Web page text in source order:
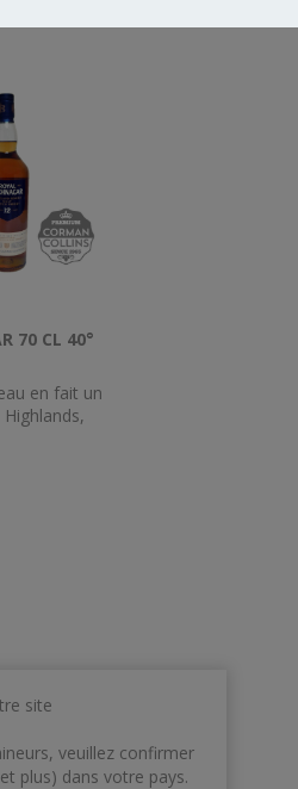
70 CL 40°
en fait un
site
veuillez confirmer
plus) dans votre pays.